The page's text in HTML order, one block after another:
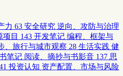
力 63 安全研究 逆向、攻防与治理
目 143 开发笔记 编程、框架与
、旅行与城市观察 28 生活实践 健
笔记 阅读、摘抄与书影音 137 思
投资认知 资产配置、市场与风险